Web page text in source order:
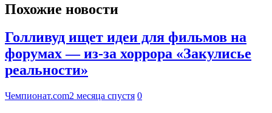
Похожие новости
Голливуд ищет идеи для фильмов на
форумах — из-за хоррора «Закулисье
реальности»
Чемпионат.com2 месяца спустя 0